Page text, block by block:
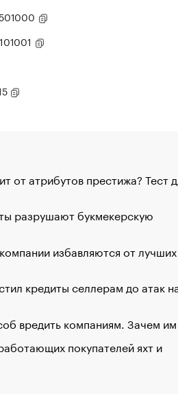
от атрибутов престижа? Тест
разрушают букмекерскую
избавляются от лучших
кредиты селлерам до атак
вредить компаниям. Зачем
покупателей яхт и